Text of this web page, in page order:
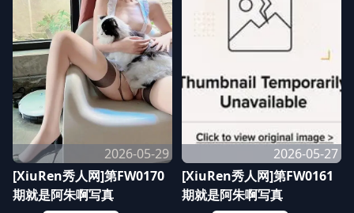
2026-05-29
[XiuRen秀人网]第FW0170
期就是阿朱啊写真
2026-05-27
[XiuRen秀人网]第FW0161
期就是阿朱啊写真